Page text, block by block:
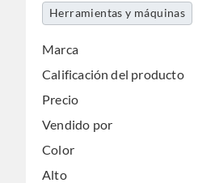
Herramientas y máquinas
Marca
Calificación del producto
Precio
Vendido por
Color
Alto